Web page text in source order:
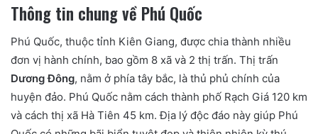
Thông tin chung về Phú Quốc
Phú Quốc, thuộc tỉnh Kiên Giang, được chia thành nhiều
đơn vị hành chính, bao gồm 8 xã và 2 thị trấn. Thị trấn
Dương Đông, nằm ở phía tây bắc, là thủ phủ chính của
huyện đảo. Phú Quốc nằm cách thành phố Rạch Giá 120 km
và cách thị xã Hà Tiên 45 km. Địa lý độc đáo này giúp Phú